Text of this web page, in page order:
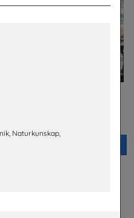
Naturkunskap,